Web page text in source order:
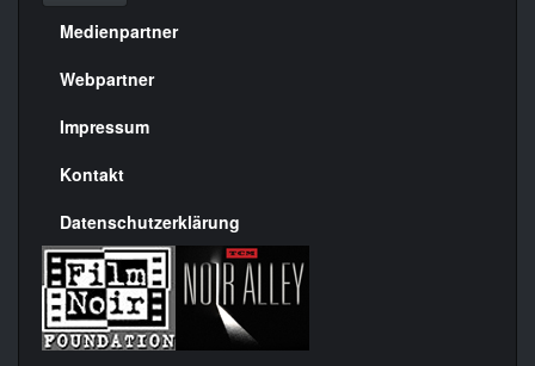
Menülinks
rechte
Seite
Medienpartner
Webpartner
Impressum
Kontakt
Datenschutzerklärung